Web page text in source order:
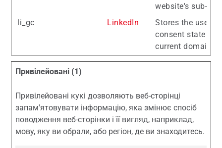
website's sub-
li_gc
LinkedIn
Stores the user's
consent state for
current domain
Привілейовані (1)
Привілейовані кукі дозволяють веб-сторінці
запам'ятовувати інформацію, яка змінює спосіб
поводження веб-сторінки і її вигляд, наприклад,
мову, яку ви обрали, або регіон, де ви знаходитесь.